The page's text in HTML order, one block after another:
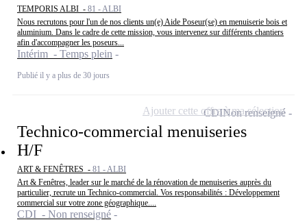
TEMPORIS ALBI - 81 - ALBI
Nous recrutons pour l'un de nos clients un(e) Aide Poseur(se) en menuiserie bois et
aluminium. Dans le cadre de cette mission, vous intervenez sur différents chantiers
afin d'accompagner les poseurs...
Intérim - Temps plein
Publié il y a plus de 30 jours
Technico-commercial menuiseries
H/F
ART & FENÊTRES - 81 - ALBI
Art & Fenêtres, leader sur le marché de la rénovation de menuiseries auprès du
particulier, recrute un Technico-commercial. Vos responsabilités : Développement
commercial sur votre zone géographique....
CDI - Non renseigné
CDINon renseigné
Ajouter cette offre à ma sélection